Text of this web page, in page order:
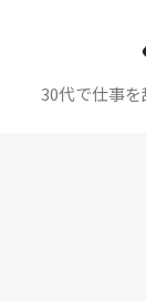
30代で仕事